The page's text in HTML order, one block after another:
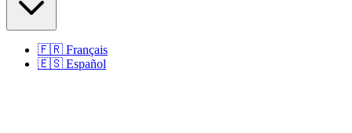
🇫🇷 Français
🇪🇸 Español